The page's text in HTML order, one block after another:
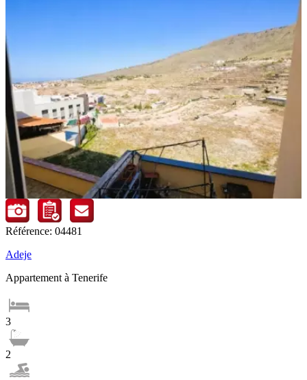
Référence: 04481
Adeje
Appartement à Tenerife
3
2